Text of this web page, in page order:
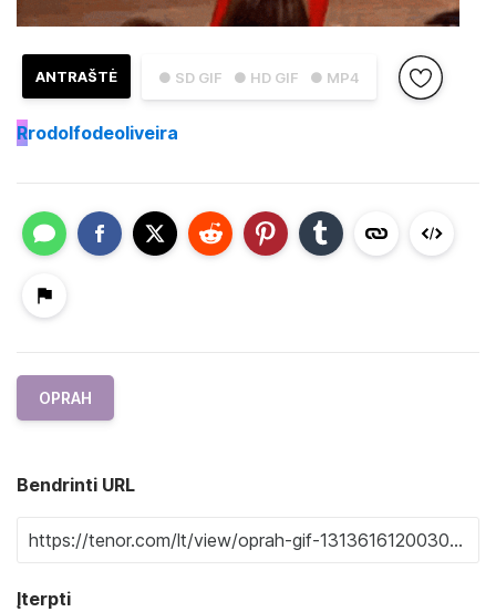
● SD GIF ● HD GIF ● MP4
ANTRAŠTĖ
Rrodolfodeoliveira
OPRAH
Bendrinti URL
Įterpti